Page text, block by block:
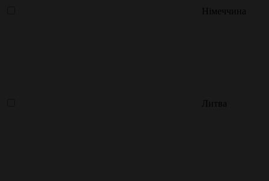
Німеччина
Литва